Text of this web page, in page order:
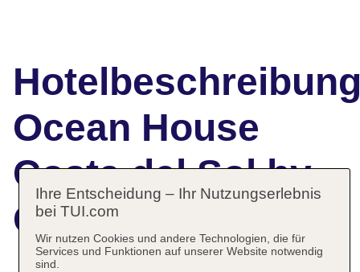
Ocean House
Costa del Sol by
Grupotel
Ihre Entscheidung – Ihr Nutzungserlebnis
bei TUI.com
Wir nutzen Cookies und andere Technologien, die für
Services und Funktionen auf unserer Website notwendig
sind.